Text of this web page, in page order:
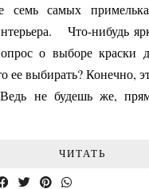
семь самых
Что-нибудь
о выборе краски
ее выбирать? Конечно,
Ведь не будешь же,
ЧИТАТЬ